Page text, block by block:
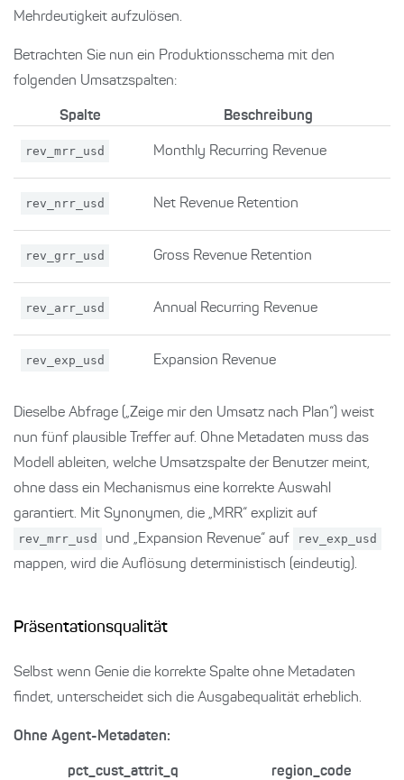
Mehrdeutigkeit aufzulösen.
Betrachten Sie nun ein Produktionsschema mit den
folgenden Umsatzspalten:
Spalte Beschreibung
rev_mrr_usd Monthly Recurring Revenue
rev_nrr_usd Net Revenue Retention
rev_grr_usd Gross Revenue Retention
rev_arr_usd Annual Recurring Revenue
rev_exp_usd Expansion Revenue
Dieselbe Abfrage („Zeige mir den Umsatz nach Plan“) weist
nun fünf plausible Treffer auf. Ohne Metadaten muss das
Modell ableiten, welche Umsatzspalte der Benutzer meint,
ohne dass ein Mechanismus eine korrekte Auswahl
garantiert. Mit Synonymen, die „MRR“ explizit auf
rev_mrr_usd und „Expansion Revenue“ auf rev_exp_usd
mappen, wird die Auflösung deterministisch (eindeutig).
Präsentationsqualität
Selbst wenn Genie die korrekte Spalte ohne Metadaten
findet, unterscheidet sich die Ausgabequalität erheblich.
Ohne Agent-Metadaten:
pct_cust_attrit_q region_code